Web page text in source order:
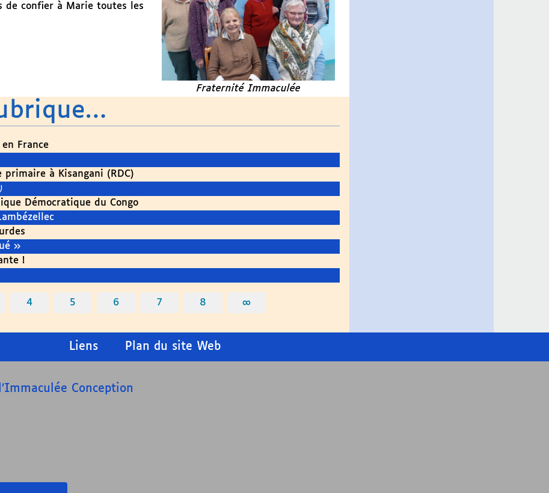
Fraternité Immaculée
de confier à Marie toutes les
France
primaire à Kisangani (RDC)
Démocratique du Congo
»
!
4 5 6 7 8 ∞
Liens Plan du site Web
Conception